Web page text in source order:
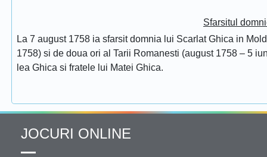
Sfarsitul
La 7 august 1758 ia sfarsit domnia lui Scarlat Ghica in
1758) si de doua ori al Tarii Romanesti (august 1758 – 5
lea Ghica si fratele lui Matei Ghica.
JOCURI ONLINE